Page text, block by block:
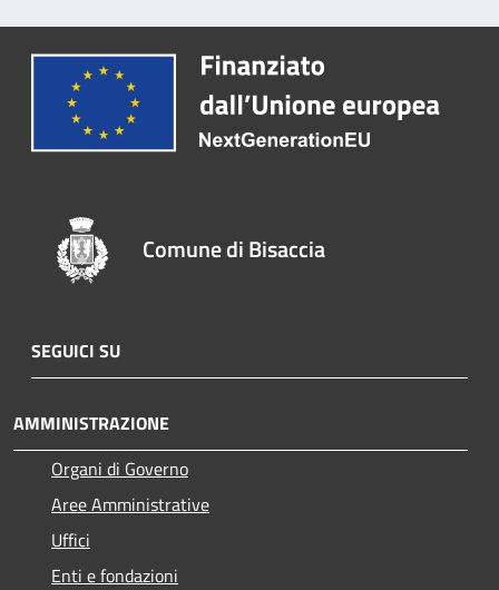
Comune di Bisaccia
SEGUICI SU
AMMINISTRAZIONE
Organi di Governo
Aree Amministrative
Uffici
Enti e fondazioni